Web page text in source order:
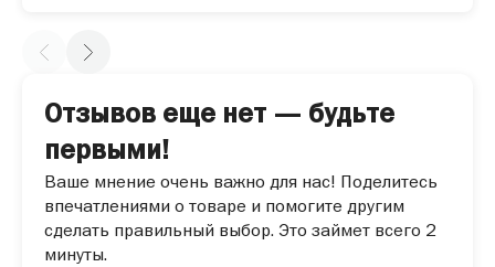
Отзывов еще нет — будьте
первыми!
Ваше мнение очень важно для нас! Поделитесь
впечатлениями о товаре и помогите другим
сделать правильный выбор. Это займет всего 2
минуты.